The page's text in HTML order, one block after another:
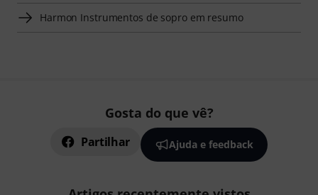
Harmon Instrumentos de sopro em resumo
Gosta do que vê?
Partilhar Ajuda e feedback